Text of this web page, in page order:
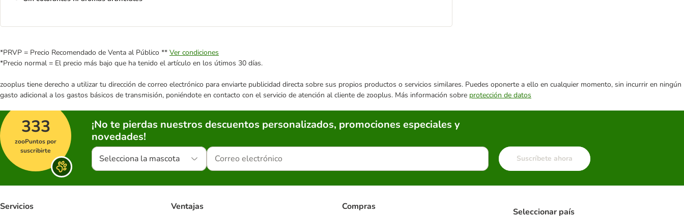
*PRVP = Precio Recomendado de Venta al Público ** Ver condiciones
*Precio normal = El precio más bajo que ha tenido el artículo en los útimos 30 días.
zooplus tiene derecho a utilizar tu dirección de correo electrónico para enviarte publicidad directa sobre sus propios productos o servicios similares. Puedes oponerte a ello en cualquier momento, sin incurrir en ningún
gasto adicional a los gastos básicos de transmisión, poniéndote en contacto con el servicio de atención al cliente de zooplus. Más información sobre protección de datos
333
zooPuntos por
suscribirte
¡No te pierdas nuestros descuentos personalizados, promociones especiales y
novedades!
Selecciona la mascota Suscríbete ahora
Servicios Ventajas Compras Seleccionar país